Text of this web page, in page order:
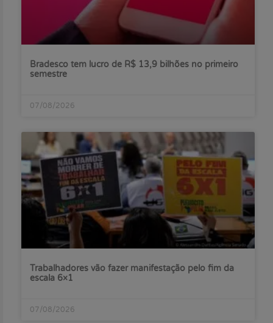
Bradesco tem lucro de R$ 13,9 bilhões no primeiro
semestre
07/08/2026
Trabalhadores vão fazer manifestação pelo fim da
escala 6×1
07/08/2026